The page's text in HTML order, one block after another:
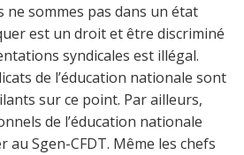
ne sommes pas dans un état
est un droit et être discriminé
syndicales est illégal.
de l’éducation nationale sont
sur ce point. Par ailleurs,
de l’éducation nationale
au Sgen-CFDT. Même les chefs